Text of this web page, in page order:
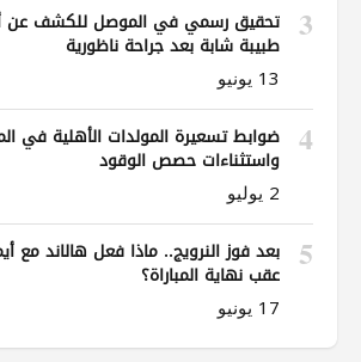
3 تحقيق رسمي في الموصل للكشف عن
طبيبة شابة بعد جراحة ناظورية
13 يونيو
4 ضوابط تسعيرة المولدات الأهلية في
واستثناءات حصص الوقود
2 يوليو
5 بعد فوز النرويج.. ماذا فعل هالاند مع
عقب نهاية المباراة؟
17 يونيو